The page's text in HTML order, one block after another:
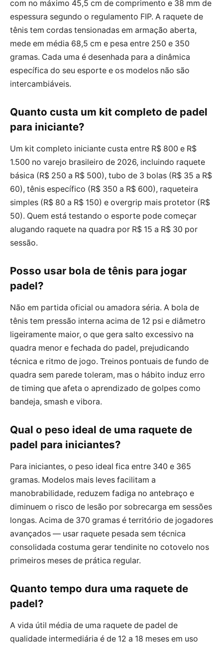
com no máximo 45,5 cm de comprimento e 38 mm de
espessura segundo o regulamento FIP. A raquete de
tênis tem cordas tensionadas em armação aberta,
mede em média 68,5 cm e pesa entre 250 e 350
gramas. Cada uma é desenhada para a dinâmica
específica do seu esporte e os modelos não são
intercambiáveis.
Quanto custa um kit completo de padel
para iniciante?
Um kit completo iniciante custa entre R$ 800 e R$
1.500 no varejo brasileiro de 2026, incluindo raquete
básica (R$ 250 a R$ 500), tubo de 3 bolas (R$ 35 a R$
60), tênis específico (R$ 350 a R$ 600), raqueteira
simples (R$ 80 a R$ 150) e overgrip mais protetor (R$
50). Quem está testando o esporte pode começar
alugando raquete na quadra por R$ 15 a R$ 30 por
sessão.
Posso usar bola de tênis para jogar
padel?
Não em partida oficial ou amadora séria. A bola de
tênis tem pressão interna acima de 12 psi e diâmetro
ligeiramente maior, o que gera salto excessivo na
quadra menor e fechada do padel, prejudicando
técnica e ritmo de jogo. Treinos pontuais de fundo de
quadra sem parede toleram, mas o hábito induz erro
de timing que afeta o aprendizado de golpes como
bandeja, smash e vibora.
Qual o peso ideal de uma raquete de
padel para iniciantes?
Para iniciantes, o peso ideal fica entre 340 e 365
gramas. Modelos mais leves facilitam a
manobrabilidade, reduzem fadiga no antebraço e
diminuem o risco de lesão por sobrecarga em sessões
longas. Acima de 370 gramas é território de jogadores
avançados — usar raquete pesada sem técnica
consolidada costuma gerar tendinite no cotovelo nos
primeiros meses de prática regular.
Quanto tempo dura uma raquete de
padel?
A vida útil média de uma raquete de padel de
qualidade intermediária é de 12 a 18 meses em uso